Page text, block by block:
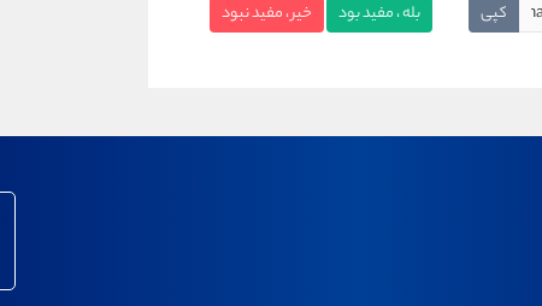
کپی بله ، مفید بود خیر ، مفید نبود